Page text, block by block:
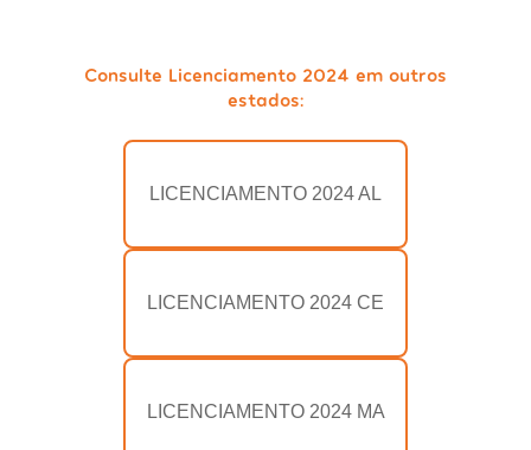
Consulte Licenciamento 2024 em outros
estados:
LICENCIAMENTO 2024 AL
LICENCIAMENTO 2024 CE
LICENCIAMENTO 2024 MA